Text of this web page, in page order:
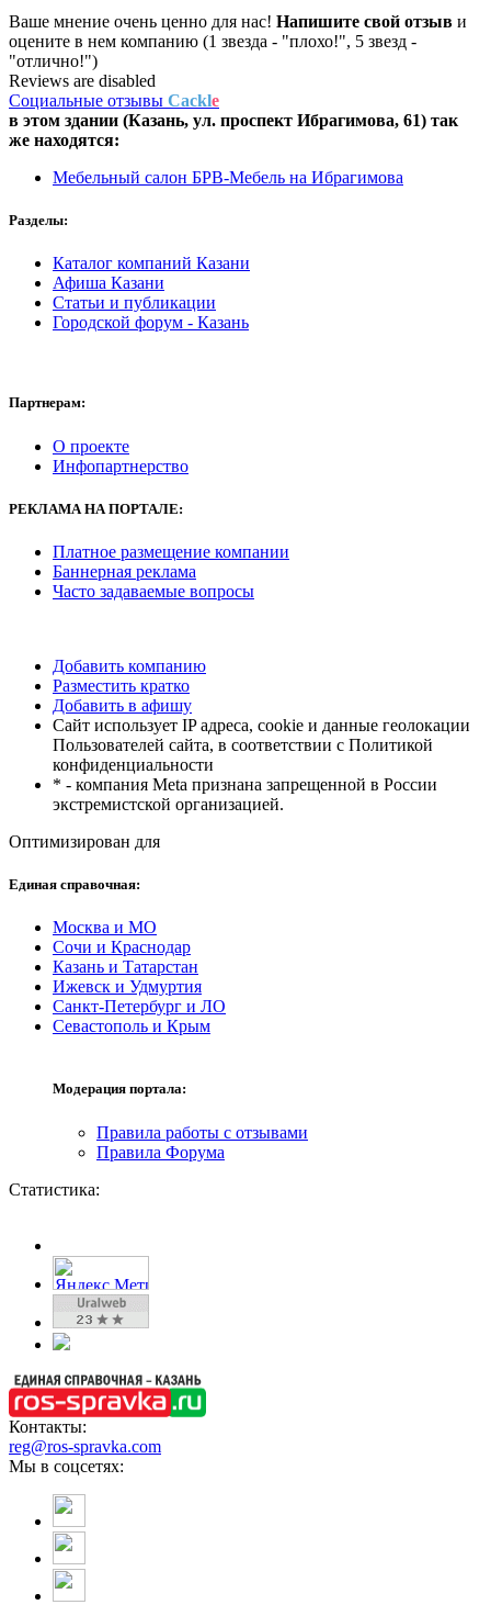
Ваше мнение очень ценно для нас! Напишите свой отзыв и
оцените в нем компанию (1 звезда - "плохо!", 5 звезд -
"отлично!")
Reviews are disabled
Социальные отзывы Cackle
в этом здании (Казань, ул. проспект Ибрагимова, 61) так
же находятся:
Мебельный салон БРВ-Мебель на Ибрагимова
Разделы:
Каталог компаний Казани
Афиша Казани
Статьи и публикации
Городской форум - Казань
Партнерам:
О проекте
Инфопартнерство
РЕКЛАМА НА ПОРТАЛЕ:
Платное размещение компании
Баннерная реклама
Часто задаваемые вопросы
Добавить компанию
Разместить кратко
Добавить в афишу
Сайт использует IP адреса, cookie и данные геолокации
Пользователей сайта, в соответствии с Политикой
конфиденциальности
* - компания Meta признана запрещенной в России
экстремистской организацией.
Оптимизирован для
Единая справочная:
Москва и МО
Сочи и Краснодар
Казань и Татарстан
Ижевск и Удмуртия
Санкт-Петербург и ЛО
Севастополь и Крым
Модерация портала:
Правила работы с отзывами
Правила Форума
Статистика:
Контакты:
reg@ros-spravka.com
Мы в соцсетях: